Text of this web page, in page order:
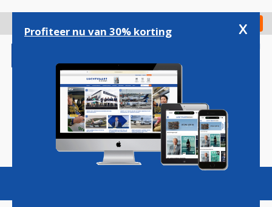
gaan
Check in
Magazine Podcasts Vacatures
Profiteer nu van 30% korting x